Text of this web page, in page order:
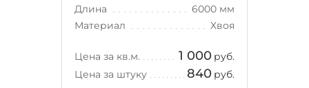
Длина
6000 мм
Материал
Хвоя
Цена за кв.м. 1 000 руб.
Цена за штуку
840 руб.